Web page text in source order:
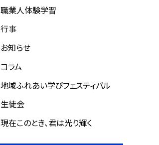
職業人体験学習
行事
お知らせ
コラム
地域ふれあい学びフェスティバル
生徒会
現在このとき、君は光り輝く